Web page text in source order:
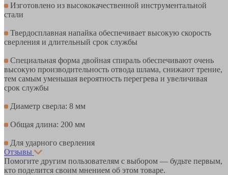
Изготовлено из высококачественной инструментальной
стали
Твердосплавная напайка обеспечивает высокую скорость
сверления и длительный срок службы
Специальная форма двойная спираль обеспечивают очень
высокую производительность отвода шлама, снижают трение,
тем самым уменьшая вероятность перегрева и увеличивая
срок службы
Диаметр сверла: 8 мм
Общая длина: 200 мм
Для ударного сверления
Отзывы
Помогите другим пользователям с выбором — будьте первым,
кто поделится своим мнением об этом товаре.